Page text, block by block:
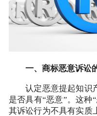
一、商标恶意诉讼的
认定恶意提起知识产
是否具有“恶意”。这种
其诉讼行为不具有实质